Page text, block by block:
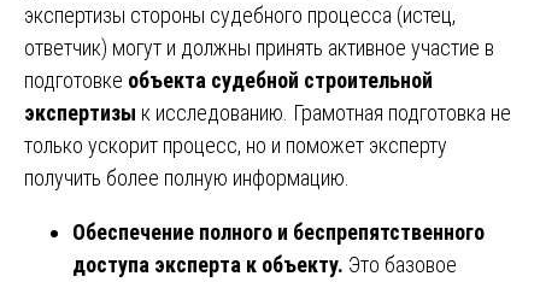
экспертизы стороны судебного процесса (истец,
ответчик) могут и должны принять активное участие в
подготовке объекта судебной строительной
экспертизы к исследованию. Грамотная подготовка не
только ускорит процесс, но и поможет эксперту
получить более полную информацию.
Обеспечение полного и беспрепятственного
доступа эксперта к объекту. Это базовое